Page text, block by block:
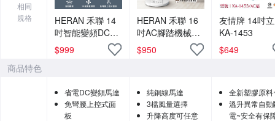
相同
規格
HERAN 禾聯 14
吋智能變頻DC風
扇 HDF-
14WT760 [限時
$999
HERAN 禾聯 16
吋AC腳踏機械立
扇 HAF-
16AH55A
$950
友情牌 14吋
KA-1453
$649
商品特色
省電DC變頻馬達
免彎腰上控式面
板
純銅線馬達
3檔風量選擇
升降高度可任意
全新塑膠原料
溫升異常自動
電~安全有保